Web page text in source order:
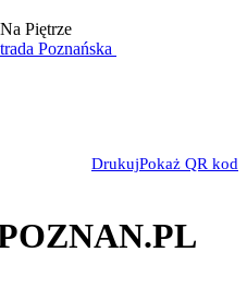
Piętrze
Poznańska
DrukujPokaż QR kod